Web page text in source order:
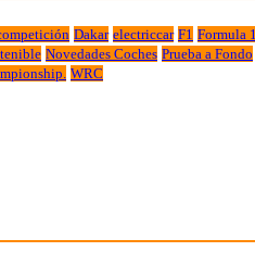
Dakar electriccar F1 Formula 1
Novedades Coches Prueba a Fondo
WRC